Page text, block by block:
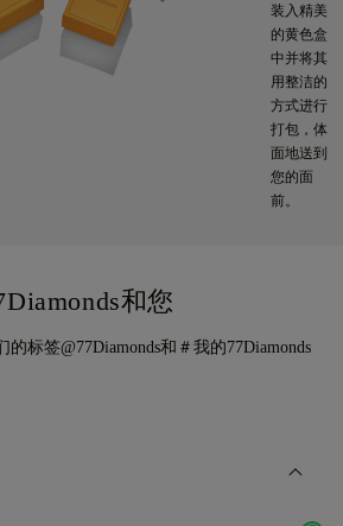
装入精美
的黄色盒
中并将其
用整洁的
方式进行
打包，体
面地送到
您的面
前。
和您
的标签@77Diamonds和＃我的77Diamonds